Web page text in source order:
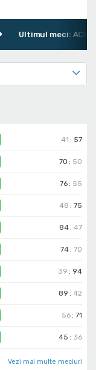
Ultimul meci: ACS
41 : 57
70 : 50
76 : 55
48 :75
84 :47
74 :70
39 : 94
89 :42
56 :71
45 : 36
Vezi mai multe meciuri